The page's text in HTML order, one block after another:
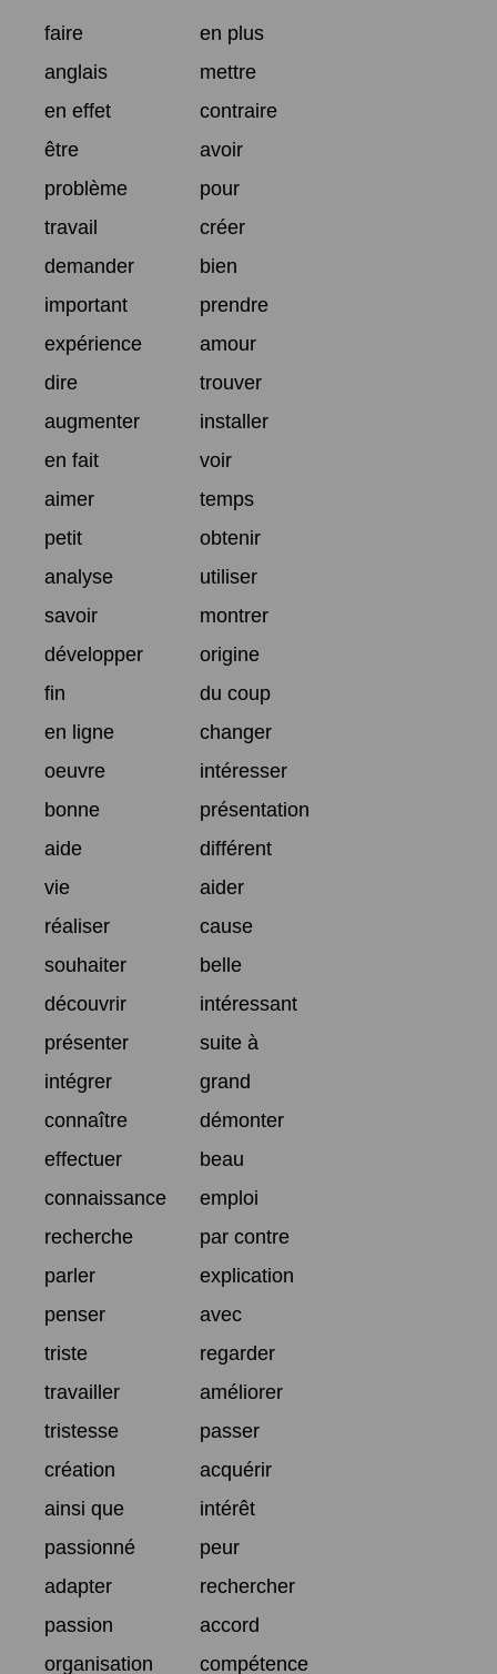
faire
en plus
anglais
mettre
en effet
contraire
être
avoir
problème
pour
travail
créer
demander
bien
important
prendre
expérience
amour
dire
trouver
augmenter
installer
en fait
voir
aimer
temps
petit
obtenir
analyse
utiliser
savoir
montrer
développer
origine
fin
du coup
en ligne
changer
oeuvre
intéresser
bonne
présentation
aide
différent
vie
aider
réaliser
cause
souhaiter
belle
découvrir
intéressant
présenter
suite à
intégrer
grand
connaître
démonter
effectuer
beau
connaissance
emploi
recherche
par contre
parler
explication
penser
avec
triste
regarder
travailler
améliorer
tristesse
passer
création
acquérir
ainsi que
intérêt
passionné
peur
adapter
rechercher
passion
accord
organisation
compétence